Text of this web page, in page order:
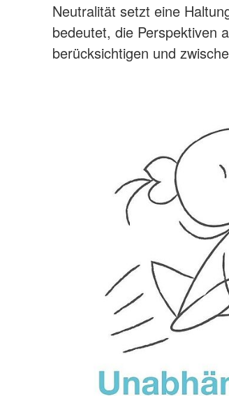
Neutralität setzt eine
bedeutet, die Perspektiven
berücksichtigen und